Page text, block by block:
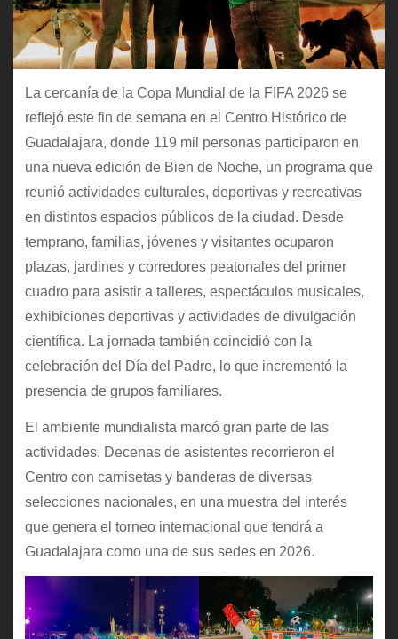
La cercanía de la Copa Mundial de la FIFA 2026 se
reflejó este fin de semana en el Centro Histórico de
Guadalajara, donde 119 mil personas participaron en
una nueva edición de Bien de Noche, un programa que
reunió actividades culturales, deportivas y recreativas
en distintos espacios públicos de la ciudad. Desde
temprano, familias, jóvenes y visitantes ocuparon
plazas, jardines y corredores peatonales del primer
cuadro para asistir a talleres, espectáculos musicales,
exhibiciones deportivas y actividades de divulgación
científica. La jornada también coincidió con la
celebración del Día del Padre, lo que incrementó la
presencia de grupos familiares.
El ambiente mundialista marcó gran parte de las
actividades. Decenas de asistentes recorrieron el
Centro con camisetas y banderas de diversas
selecciones nacionales, en una muestra del interés
que genera el torneo internacional que tendrá a
Guadalajara como una de sus sedes en 2026.